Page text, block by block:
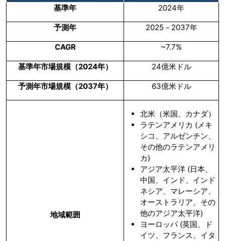
基準年
2024年
予測年 2025－2037年
CAGR ~7.7%
基準年市場規模（2024年） 24億米ドル
予測年市場規模（2037年） 63億米ドル
地域範囲
北米（米国、カナダ）
ラテンアメリカ (メキ
シコ、アルゼンチン、
その他のラテンアメリ
カ)
アジア太平洋 (日本、
中国、インド、インド
ネシア、マレーシア、
オーストラリア、その
他のアジア太平洋)
ヨーロッパ (英国、ド
イツ、フランス、イタ